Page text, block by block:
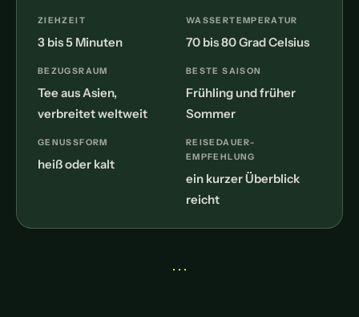
ZIEHZEIT
3 bis 5 Minuten
WASSERTEMPERATUR
70 bis 80 Grad Celsius
BEZUGSRAUM
Tee aus Asien,
verbreitet weltweit
BESTE SAISON
Frühling und früher
Sommer
GENUSSFORM
heiß oder kalt
REISEDAUER-
EMPFEHLUNG
ein kurzer Überblick
reicht
• • •